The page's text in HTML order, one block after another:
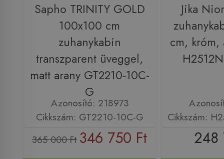
Sapho TRINITY GOLD
100x100 cm
zuhanykabin
transzparent üveggel,
matt arany GT2210-10C-
G
Azonosító: 218973
Cikkszám: GT2210-10C-G
365 000 Ft 346 750 Ft
Jika
cm, króm,
Cikkszám:
248